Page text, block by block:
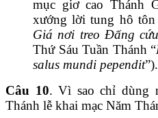
mục giơ cao Thánh
xướng lời tung hô
Giá nơi treo Đấng
Thứ Sáu Tuần Thánh “
salus mundi pependit”).
Câu 10. Vì sao chỉ dùng
Thánh lễ khai mạc Năm